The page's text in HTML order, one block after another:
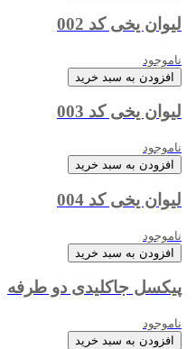
لیوان یخی کد 002
ناموجود
افزودن به سبد خرید
لیوان یخی کد 003
ناموجود
افزودن به سبد خرید
لیوان یخی کد 004
ناموجود
افزودن به سبد خرید
پیکسل جاکلیدی دو طرفه
ناموجود
افزودن به سبد خرید